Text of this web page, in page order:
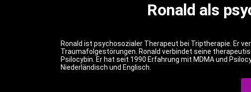
Ronald als
Ronald ist psychosozialer Therapeut bei Triptherapie. Er
Traumafolgestörungen. Ronald verbindet seine
Psilocybin. Er hat seit 1990 Erfahrung mit MDMA und
Niederländisch und Englisch.